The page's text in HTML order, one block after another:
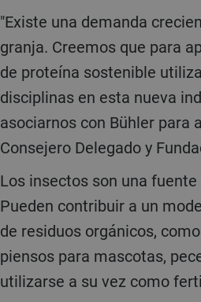
"Existe una demanda creciente de carne para alimentar a mascotas carnívoras y animales de
granja. Creemos que para
de proteína sostenible
disciplinas en esta nueva
asociarnos con Bühler para
Consejero Delegado y
Los insectos son una fuente saludable y sostenible de proteínas para la alimentación animal.
Pueden contribuir a un
de residuos orgánicos,
piensos para mascotas,
utilizarse a su vez como